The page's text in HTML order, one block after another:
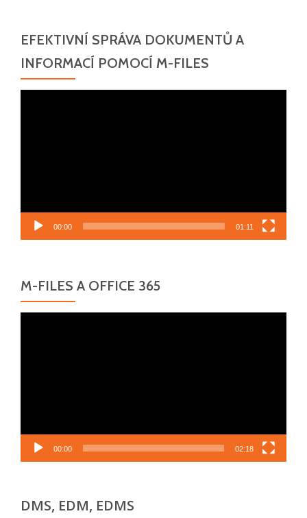
EFEKTIVNÍ SPRÁVA DOKUMENTŮ A
INFORMACÍ POMOCÍ M-FILES
00:00 01:11
M-FILES A OFFICE 365
00:00 02:18
DMS, EDM, EDMS